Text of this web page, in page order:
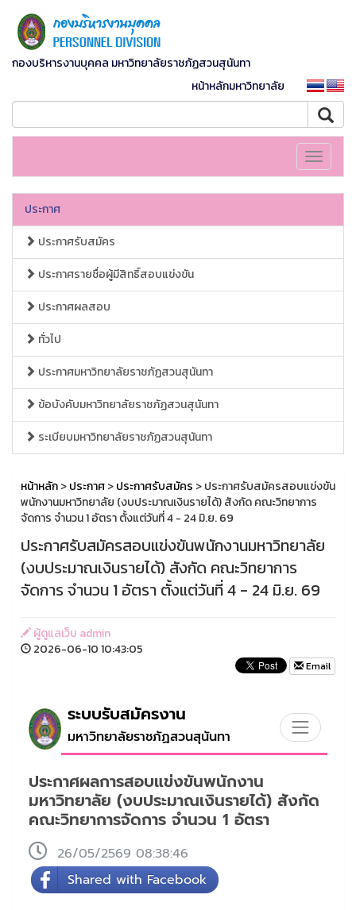
กองบริหารงานบุคคล มหาวิทยาลัยราชภัฏสวนสุนันทา
หน้าหลักมหาวิทยาลัย
Toggle
ประกาศ
ประกาศรับสมัคร
ประกาศรายชื่อผู้มีสิทธิ์สอบแข่งขัน
ประกาศผลสอบ
ทั่วไป
ประกาศมหาวิทยาลัยราชภัฏสวนสุนันทา
ข้อบังคับมหาวิทยาลัยราชภัฏสวนสุนันทา
ระเบียบมหาวิทยาลัยราชภัฏสวนสุนันทา
หน้าหลัก>ประกาศ>ประกาศรับสมัคร > ประกาศรับสมัครสอบแข่งขัน
พนักงานมหาวิทยาลัย (งบประมาณเงินรายได้) สังกัด คณะวิทยาการ
จัดการ จำนวน 1 อัตรา ตั้งแต่วันที่ 4 - 24 มิ.ย. 69
ประกาศรับสมัครสอบแข่งขันพนักงานมหาวิทยาลัย
(งบประมาณเงินรายได้) สังกัด คณะวิทยาการ
จัดการ จำนวน 1 อัตรา ตั้งแต่วันที่ 4 - 24 มิ.ย. 69
ผู้ดูแลเว็บ admin
2026-06-10 10:43:05
Email